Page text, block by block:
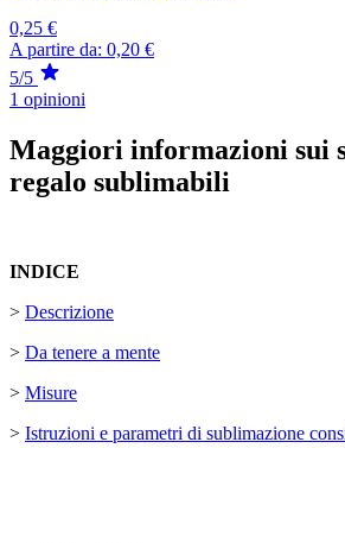
0,25 €
A partire da: 0,20 €
5/5
1 opinioni
Maggiori informazioni sui
regalo sublimabili
INDICE
> Descrizione
> Da tenere a mente
> Misure
> Istruzioni e parametri di sublimazione